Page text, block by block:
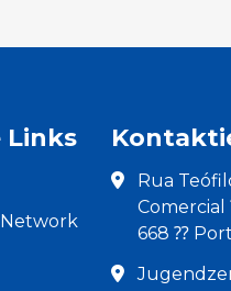
Links
Network
Rua
Comercial
668 ⁇